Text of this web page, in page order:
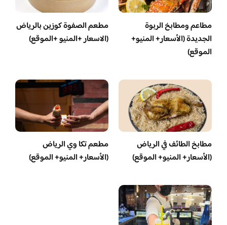
مطاعم ومطابخ الربوة
الجديدة (الأسعار+ المنيو+
الموقع)
مطعم الصفوة كوزين بالرياض
(الاسعار +المنيو +الموقع)
مطابخ الطائف في الرياض
(الأسعار+ المنيو+ الموقع)
مطعم تكا وي الرياض
(الأسعار+ المنيو+ الموقع)